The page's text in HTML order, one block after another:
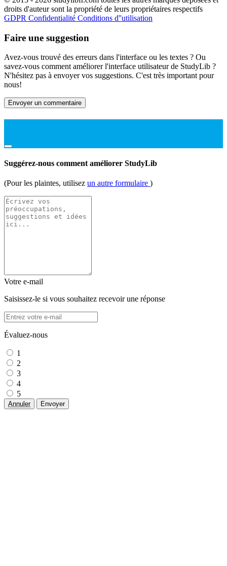
droits d'auteur sont la propriété de leurs propriétaires respectifs
GDPR Confidentialité Conditions d''utilisation
Faire une suggestion
Avez-vous trouvé des erreurs dans l'interface ou les textes ? Ou
savez-vous comment améliorer l'interface utilisateur de StudyLib ?
N'hésitez pas à envoyer vos suggestions. C'est très important pour
nous!
Envoyer un commentaire
Suggérez-nous comment améliorer StudyLib
(Pour les plaintes, utilisez un autre formulaire )
Votre e-mail
Saisissez-le si vous souhaitez recevoir une réponse
Évaluez-nous
1
2
3
4
5
Annuler Envoyer